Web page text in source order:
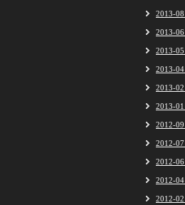
2013-08
2013-06
2013-05
2013-04
2013-02
2013-01
2012-09
2012-07
2012-06
2012-04
2012-02